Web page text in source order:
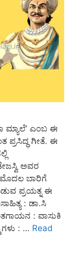
ಮ್ಯಾಲೆ’ ಎಂಬ ಈ
ಪ್ರಸಿದ್ಧ ಗೀತೆ. ಈ
ಅವರ
ಬಾರಿಗೆ
ಪ್ರಯತ್ನ ಈ
: ಡಾ.ಸಿ
: ವಾಸುಕಿ
: … Read